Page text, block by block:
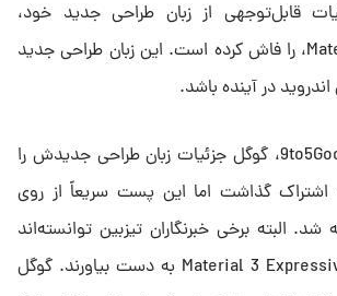
قابل‌توجهی از زبان طراحی جدید خود،
Material 3 Expressive، را فاش کرده است. این زبان طراحی جدید
در آینده باشد.
براساس گزارش 9to5Google، گوگل جزئیات زبان طراحی جدیدش را
گذاشت اما این پست سریعاً از روی
البته برخی خبرنگاران تیزبین توانسته‌اند
اطلاعات زیادی از Material 3 Expressive به‌ دست بیاورند. گوگل